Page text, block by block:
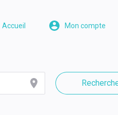
Accueil Mon compte